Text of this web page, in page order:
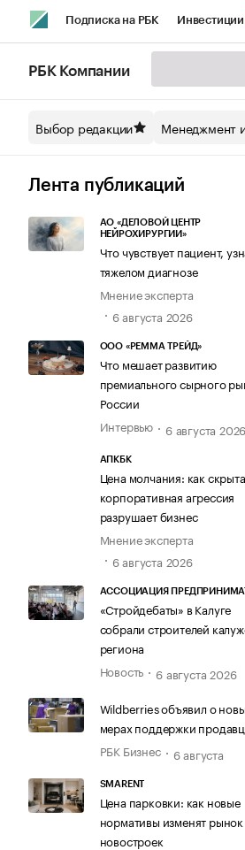
Подписка на РБК Инвестиции
Спецпроекты СПб
Технологии и медиа
РБК Компании
Выбор редакции Менеджмент
Лента публикаций
АО «ДЕЛОВОЙ ЦЕНТР
НЕЙРОХИРУРГИИ»
Что чувствует пациент,
тяжелом диагнозе
Мнение эксперта
6 августа 2026
ООО «РЕММА ТРЕЙД»
Что мешает развитию
премиального сырного
России
Интервью
6 августа 2026
АПКБК
Цена молчания: как
корпоративная агрессия
разрушает бизнес
Мнение эксперта
6 августа 2026
АССОЦИАЦИЯ
«Стройдебаты» в Калуге
собрали строителей
региона
Новость
6 августа 2026
Wildberries объявил о
мерах поддержки
РБК Бизнес
6 августа
SMARENT
Цена парковки: как новые
нормативы изменят рынок
новостроек